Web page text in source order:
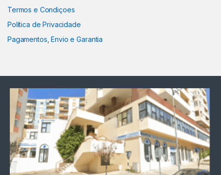
Termos e Condiçoes
Política de Privacidade
Pagamentos, Envio e Garantia